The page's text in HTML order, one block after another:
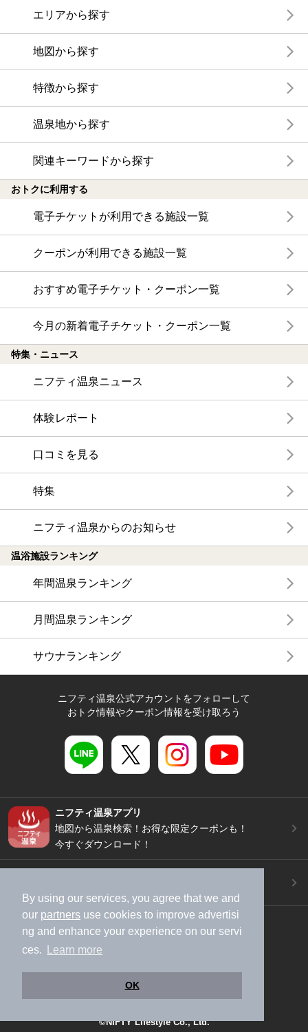
By using our services, you agree that we and
our partners use cookies to improve advertisi
ng and enhance your experience on our servi
ces.
Learn more
OK
エリアから探す
地図から探す
特徴から探す
温泉地から探す
関連キーワードから探す
おトクに利用する
電子チケットが利用できる施設一覧
クーポンが利用できる施設一覧
おすすめ電子チケット・クーポン一覧
今月の新着電子チケット・クーポン一覧
特集・ニュース
ニフティ温泉ニュース
体験レポート
口コミを見る
特集
ニフティ温泉からのお知らせ
温浴施設ランキング
年間温泉ランキング
月間温泉ランキング
サウナランキング
ニフティ温泉公式アカウントをフォローして
おトク情報やクーポン情報を受け取ろう
ニフティ温泉アプリ
地図から温泉検索！お得な限定クーポンも！
今すぐダウンロード！
スマートフォン /
PC
加盟店募集（資料請求）
運営会社
個人情報保護ポリシー
©NIFTY Lifestyle Co., Ltd.